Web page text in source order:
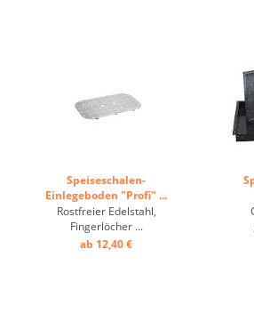
Speiseschalen-
Einlegeboden "Profi" ...
Rostfreier Edelstahl,
Fingerlöcher ...
ab 12,40 €